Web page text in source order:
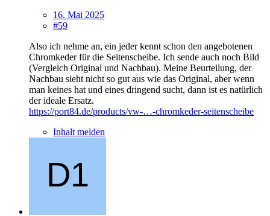
16. Mai 2025
#59
Also ich nehme an, ein jeder kennt schon den angebotenen
Chromkeder für die Seitenscheibe. Ich sende auch noch Bild
(Vergleich Original und Nachbau). Meine Beurteilung, der
Nachbau sieht nicht so gut aus wie das Original, aber wenn
man keines hat und eines dringend sucht, dann ist es natürlich
der ideale Ersatz.
https://port84.de/products/vw-…-chromkeder-seitenscheibe
Inhalt melden